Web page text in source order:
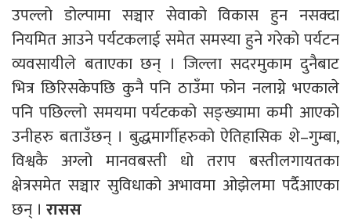
उपल्लो डोल्पामा सञ्चार सेवाको विकास हुन नसक्दा
नियमित आउने पर्यटकलाई समेत समस्या हुने गरेको पर्यटन
व्यवसायीले बताएका छन् । जिल्ला सदरमुकाम दुनैबाट
भित्र छिरिसकेपछि कुनै पनि ठाउँमा फोन नलाग्ने भएकाले
पनि पछिल्लो समयमा पर्यटकको सङ्ख्यामा कमी आएको
उनीहरु बताउँछन् । बुद्धमार्गीहरुको ऐतिहासिक शे–गुम्बा,
विश्वकै अग्लो मानवबस्ती धो तराप बस्तीलगायतका
क्षेत्रसमेत सञ्चार सुविधाको अभावमा ओझेलमा पर्दैआएका
छन् । रासस